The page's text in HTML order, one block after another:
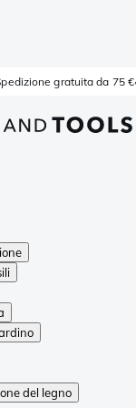
gratuita da 75 €
del legno